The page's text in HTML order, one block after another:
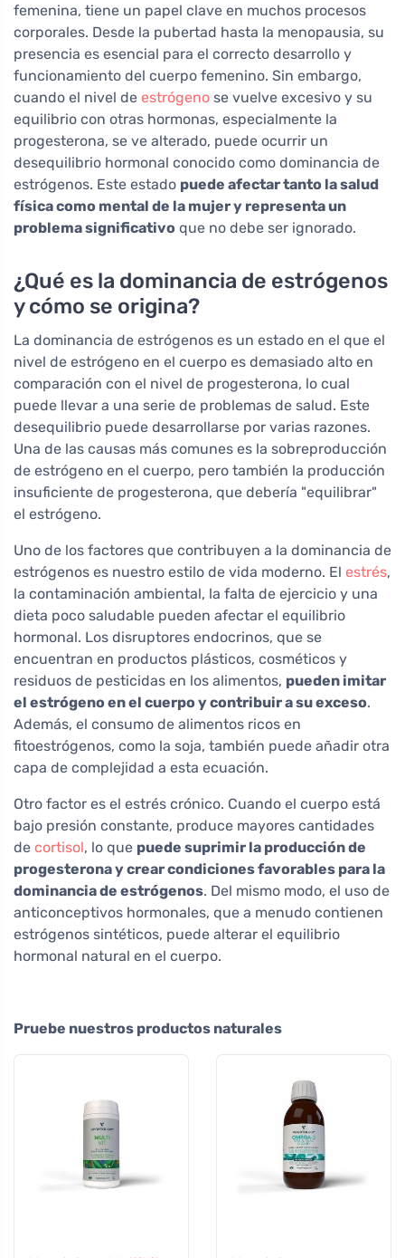
femenina, tiene un papel clave en muchos procesos
corporales. Desde la pubertad hasta la menopausia, su
presencia es esencial para el correcto desarrollo y
funcionamiento del cuerpo femenino. Sin embargo,
cuando el nivel de estrógeno se vuelve excesivo y su
equilibrio con otras hormonas, especialmente la
progesterona, se ve alterado, puede ocurrir un
desequilibrio hormonal conocido como dominancia de
estrógenos. Este estado puede afectar tanto la salud
física como mental de la mujer y representa un
problema significativo que no debe ser ignorado.
¿Qué es la dominancia de estrógenos
y cómo se origina?
La dominancia de estrógenos es un estado en el que el
nivel de estrógeno en el cuerpo es demasiado alto en
comparación con el nivel de progesterona, lo cual
puede llevar a una serie de problemas de salud. Este
desequilibrio puede desarrollarse por varias razones.
Una de las causas más comunes es la sobreproducción
de estrógeno en el cuerpo, pero también la producción
insuficiente de progesterona, que debería "equilibrar"
el estrógeno.
Uno de los factores que contribuyen a la dominancia de
estrógenos es nuestro estilo de vida moderno. El estrés,
la contaminación ambiental, la falta de ejercicio y una
dieta poco saludable pueden afectar el equilibrio
hormonal. Los disruptores endocrinos, que se
encuentran en productos plásticos, cosméticos y
residuos de pesticidas en los alimentos, pueden imitar
el estrógeno en el cuerpo y contribuir a su exceso.
Además, el consumo de alimentos ricos en
fitoestrógenos, como la soja, también puede añadir otra
capa de complejidad a esta ecuación.
Otro factor es el estrés crónico. Cuando el cuerpo está
bajo presión constante, produce mayores cantidades
de cortisol, lo que puede suprimir la producción de
progesterona y crear condiciones favorables para la
dominancia de estrógenos. Del mismo modo, el uso de
anticonceptivos hormonales, que a menudo contienen
estrógenos sintéticos, puede alterar el equilibrio
hormonal natural en el cuerpo.
Pruebe nuestros productos naturales